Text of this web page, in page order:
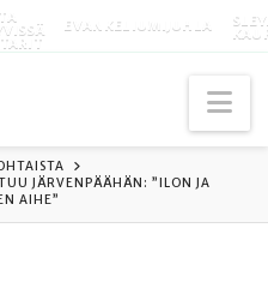
EVANKELIUMIJUHLA
JÄRVENPÄÄHÄN: ”ILON JA
AIHE”